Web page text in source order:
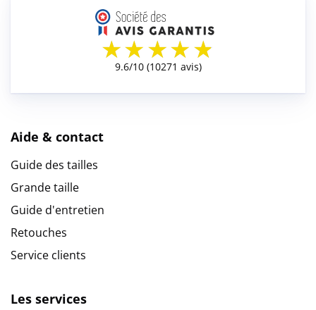
Aide & contact
Guide des tailles
Grande taille
Guide d'entretien
Retouches
Service clients
Les services